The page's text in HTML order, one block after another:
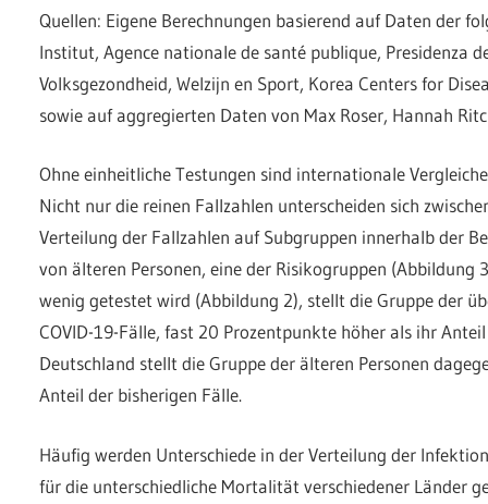
Quellen: Eigene Berechnungen basierend auf Daten der
Institut, Agence nationale de santé publique, Presidenza
Volksgezondheid, Welzijn en Sport, Korea Centers for
sowie auf aggregierten Daten von Max Roser, Hannah
Ohne einheitliche Testungen sind internationale
Nicht nur die reinen Fallzahlen unterscheiden sich
Verteilung der Fallzahlen auf Subgruppen innerhalb der
von älteren Personen, eine der Risikogruppen (Abbildung
wenig getestet wird (Abbildung 2), stellt die Gruppe der
COVID-19-Fälle, fast 20 Prozentpunkte höher als ihr
Deutschland stellt die Gruppe der älteren Personen
Anteil der bisherigen Fälle.
Häufig werden Unterschiede in der Verteilung der
für die unterschiedliche Mortalität verschiedener Länder